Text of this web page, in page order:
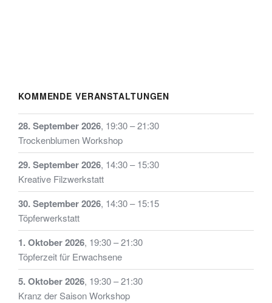
KOMMENDE VERANSTALTUNGEN
28. September 2026, 19:30–21:30
Trockenblumen Workshop
29. September 2026, 14:30– 15:30
Kreative Filzwerkstatt
30. September 2026, 14:30– 15:15
Töpferwerkstatt
1. Oktober 2026, 19:30–21:30
Töpferzeit für Erwachsene
5. Oktober 2026, 19:30–21:30
Kranz der Saison Workshop